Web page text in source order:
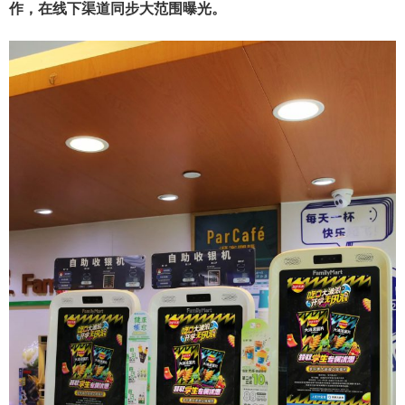
作，在线下渠道同步大范围曝光。